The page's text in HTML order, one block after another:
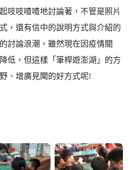
吱吱喳喳地討論著，不管是照片
，還有信中的說明方式與介紹的
討論浪潮，雖然現在因疫情關
低，但這樣「筆桿遊澎湖」的方
、增廣見聞的好方式呢!